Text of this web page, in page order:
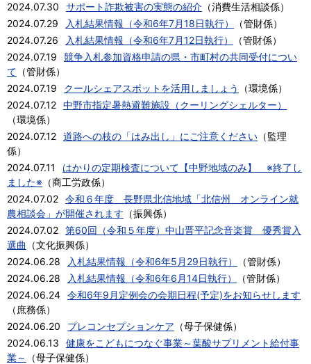
2024.07.30
サポート詐欺被害の実態の紹介 （消費生活相談係）
2024.07.29
入札結果情報（令和6年7月18日執行） （管財係）
2024.07.26
入札結果情報（令和6年7月12日執行） （管財係）
2024.07.19
競争入札参加資格申請の県・市町村の共同受付につい
て （管財係）
2024.07.19
クールシェアスポットを活用しましょう （環境係）
2024.07.12 中野市指定暑熱避難施設（クーリングシェルター）
（環境係）
2024.07.12 道路への枝の「はみ出し」にご注意ください （監理
係）
2024.07.11
はかりの定期検査について【中野地域のみ】 ※終了し
ました※ （商工労政係）
2024.07.02 令和６年度 長野県北信地域「北信州 オンライン就
農相談会」が開催されます （振興係）
2024.07.02 第60回（令和５年度）中山晋平記念音楽賞 優秀賞入
選曲
（文化振興係）
2024.06.28
入札結果情報（令和6年5月29日執行） （管財係）
2024.06.28
入札結果情報（令和6年6月14日執行） （管財係）
2024.06.24 令和6年9月定例会の会期日程(予定)をお知らせします
（ 庶務係）
2024.06.20
プレコンセプションケア （母子保健係）
2024.06.13
健康をこどもにつなぐ事業～葉酸サプリメント給付事
業～
（母子保健係）